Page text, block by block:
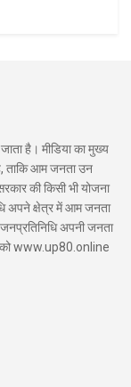
है। मीडिया का मुख्य
ताकि आम जनता उन
की किसी भी योजना
अपने क्षेत्र में आम जनता
अपनी जनता
www.up80.online